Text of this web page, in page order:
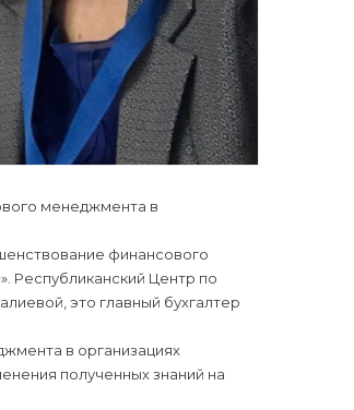
менеджмента в
финансового
Республиканский Центр по
это главный бухгалтер
в организациях
полученных знаний на